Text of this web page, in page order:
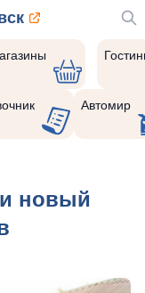
Автомир
новый